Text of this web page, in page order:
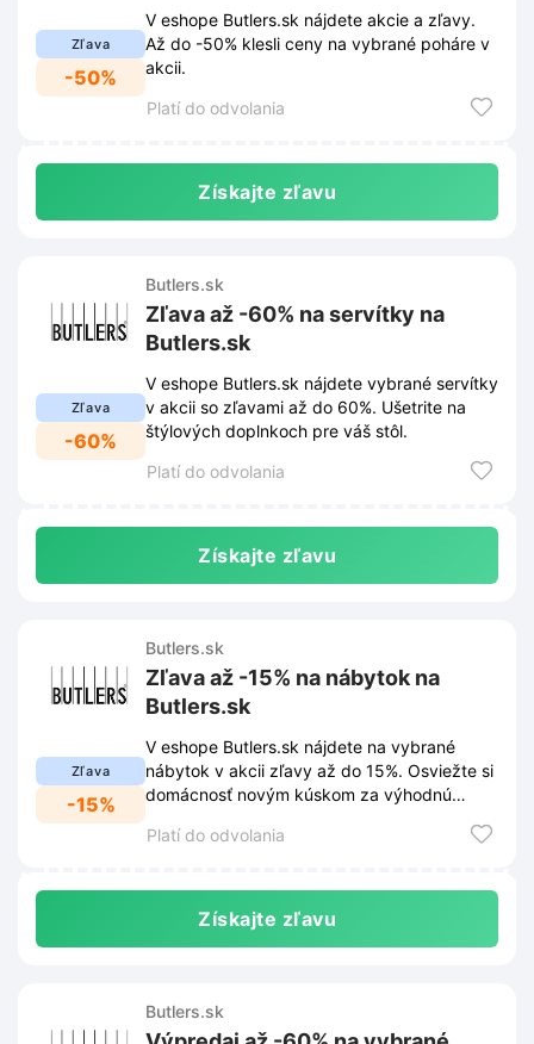
Zľava
-50%
V eshope Butlers.sk nájdete akcie a zľavy.
Až do -50% klesli ceny na vybrané poháre v
akcii.
Platí do odvolania
Získajte zľavu
Zľava
-60%
Butlers.sk
Zľava až -60% na servítky na
Butlers.sk
V eshope Butlers.sk nájdete vybrané servítky
v akcii so zľavami až do 60%. Ušetrite na
štýlových doplnkoch pre váš stôl.
Platí do odvolania
Získajte zľavu
Zľava
-15%
Butlers.sk
Zľava až -15% na nábytok na
Butlers.sk
V eshope Butlers.sk nájdete na vybrané
nábytok v akcii zľavy až do 15%. Osviežte si
domácnosť novým kúskom za výhodnú
Platí do odvolania
Získajte zľavu
Butlers.sk